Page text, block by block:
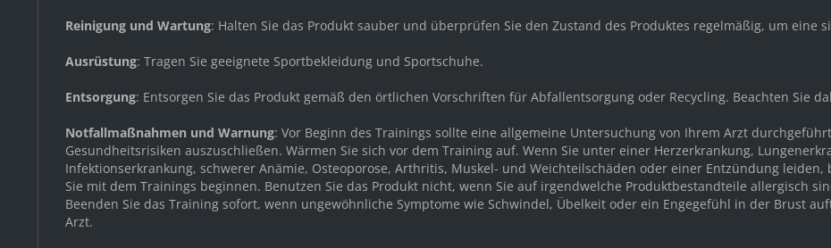
Reinigung und Wartung: Halten Sie das Produkt sauber und überprüfen Sie den Zustand des Produktes regelmäßig, um eine
Ausrüstung: Tragen Sie geeignete Sportbekleidung und Sportschuhe.
Entsorgung: Entsorgen Sie das Produkt gemäß den örtlichen Vorschriften für Abfallentsorgung oder Recycling. Beachten Sie
Notfallmaßnahmen und Warnung: Vor Beginn des Trainings sollte eine allgemeine Untersuchung von Ihrem Arzt
Gesundheitsrisiken auszuschließen. Wärmen Sie sich vor dem Training auf. Wenn Sie unter einer Herzerkrankung,
Infektionserkrankung, schwerer Anämie, Osteoporose, Arthritis, Muskel- und Weichteilschäden oder einer Entzündung leiden,
Sie mit dem Trainings beginnen. Benutzen Sie das Produkt nicht, wenn Sie auf irgendwelche Produktbestandteile allergisch
Beenden Sie das Training sofort, wenn ungewöhnliche Symptome wie Schwindel, Übelkeit oder ein Engegefühl in der Brust
Arzt.